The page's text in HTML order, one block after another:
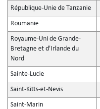
République-Unie de Tanzanie
Roumanie
Royaume-Uni de Grande-
Bretagne et d'Irlande du
Nord
Sainte-Lucie
Saint-Kitts-et-Nevis
Saint-Marin